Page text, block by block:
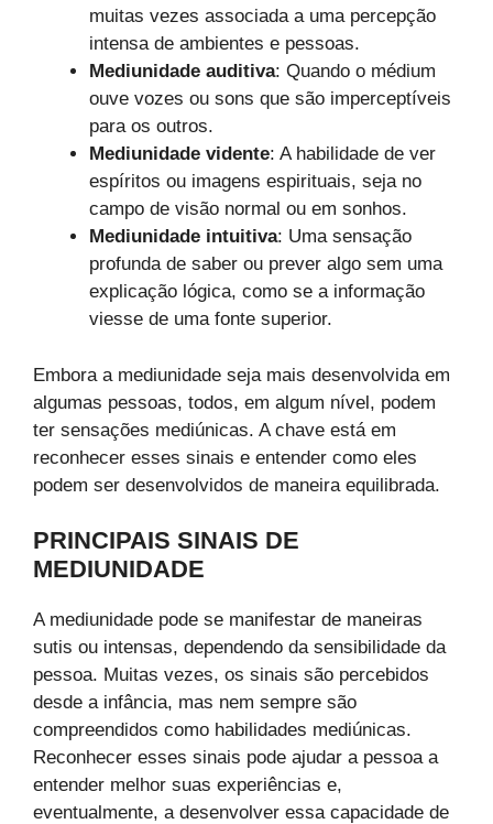
muitas vezes associada a uma percepção
intensa de ambientes e pessoas.
Mediunidade auditiva: Quando o médium
ouve vozes ou sons que são imperceptíveis
para os outros.
Mediunidade vidente: A habilidade de ver
espíritos ou imagens espirituais, seja no
campo de visão normal ou em sonhos.
Mediunidade intuitiva: Uma sensação
profunda de saber ou prever algo sem uma
explicação lógica, como se a informação
viesse de uma fonte superior.
Embora a mediunidade seja mais desenvolvida em
algumas pessoas, todos, em algum nível, podem
ter sensações mediúnicas. A chave está em
reconhecer esses sinais e entender como eles
podem ser desenvolvidos de maneira equilibrada.
PRINCIPAIS SINAIS DE
MEDIUNIDADE
A mediunidade pode se manifestar de maneiras
sutis ou intensas, dependendo da sensibilidade da
pessoa. Muitas vezes, os sinais são percebidos
desde a infância, mas nem sempre são
compreendidos como habilidades mediúnicas.
Reconhecer esses sinais pode ajudar a pessoa a
entender melhor suas experiências e,
eventualmente, a desenvolver essa capacidade de